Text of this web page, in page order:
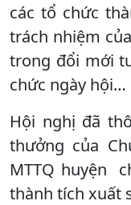
các tổ chức
trách nhiệm
trong đổi mới
chức ngày hội…
Hội nghị đã
thưởng của
MTTQ huyện
thành tích xuất